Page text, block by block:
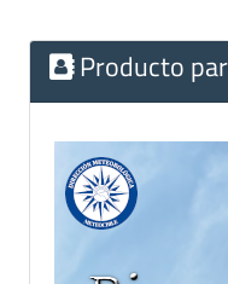
Producto